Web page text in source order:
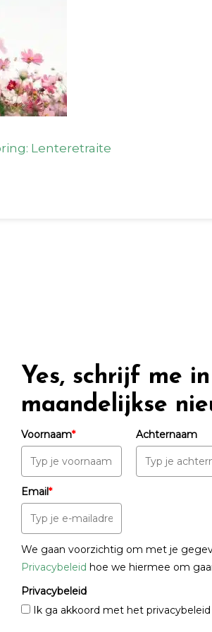
Lenteretraite
Yes, schrijf me
maandelijkse
Voornaam* Achternaam
Email*
We gaan voorzichtig om met je
Privacybeleid hoe we hiermee om
Privacybeleid
Ik ga akkoord met het privacybeleid